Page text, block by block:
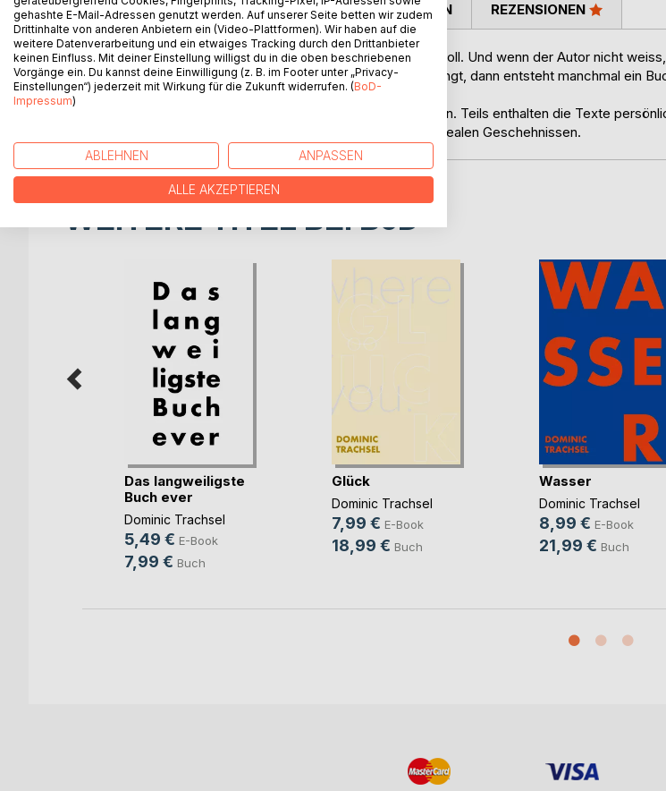
BESCHREIBUNG
Wenn der Himmel nicht weiss, ob er weinen oder lachen soll. Und wenn der Autor nicht
vielleicht doch blau einen der Weisheit ein Stück näher bringt, dann entsteht manchmal ein
Dies ist Band 2 von Texten, die vormals als Blog existierten. Teils enthalten die Texte
Autors, teils sind es poetische Texte mit stellenweise surrealen Geschehnissen.
AUTOR/IN PRESSESTIMMEN REZENSIONEN
WEITERE TITEL BEIBoD
Das langweiligste
Buch ever
Dominic Trachsel
5,49 € E-Book
7,99 € Buch
Glück
Dominic Trachsel
7,99 € E-Book
18,99 € Buch
Wasser
Dominic Trachsel
8,99 € E-Book
21,99 € Buch
gehashte E-Mail-Adressen genutzt werden. Auf unserer Seite betten wir zudem
Drittinhalte von anderen Anbietern ein (Video-Plattformen). Wir haben auf die
weitere Datenverarbeitung und ein etwaiges Tracking durch den Drittanbieter
keinen Einfluss. Mit deiner Einstellung willigst du in die oben beschriebenen
Vorgänge ein. Du kannst deine Einwilligung (z. B. im Footer unter „Privacy-
Einstellungen“) jederzeit mit Wirkung für die Zukunft widerrufen. (BoD-
Impressum)
ABLEHNEN ANPASSEN
ALLE AKZEPTIEREN